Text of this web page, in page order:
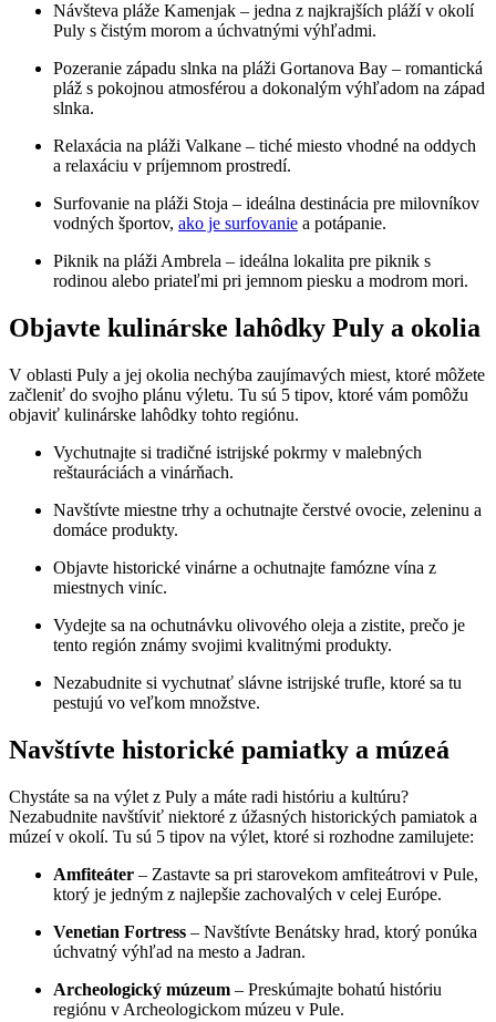
Návšteva pláže Kamenjak – jedna z najkrajších pláží v okolí
Puly s čistým morom a úchvatnými výhľadmi.
Pozeranie západu slnka na pláži Gortanova Bay – romantická
pláž s pokojnou atmosférou a dokonalým výhľadom na západ
slnka.
Relaxácia na pláži Valkane – tiché miesto vhodné na oddych
a relaxáciu v príjemnom prostredí.
Surfovanie na pláži Stoja – ideálna destinácia pre milovníkov
vodných športov, ako je surfovanie a potápanie.
Piknik na pláži Ambrela – ideálna lokalita pre piknik s
rodinou alebo priateľmi pri jemnom piesku a modrom mori.
Objavte kulinárske lahôdky Puly a okolia
V oblasti Puly a jej okolia nechýba zaujímavých miest, ktoré môžete
začleniť do svojho plánu výletu. Tu sú 5 tipov, ktoré vám pomôžu
objaviť kulinárske lahôdky tohto regiónu.
Vychutnajte si tradičné istrijské pokrmy v malebných
reštauráciách a vinárňach.
Navštívte miestne trhy a ochutnajte čerstvé ovocie, zeleninu a
domáce produkty.
Objavte historické vinárne a ochutnajte famózne vína z
miestnych viníc.
Vydejte sa na ochutnávku olivového oleja a zistite, prečo je
tento región známy svojimi kvalitnými produkty.
Nezabudnite si vychutnať slávne istrijské trufle, ktoré sa tu
pestujú vo veľkom množstve.
Navštívte historické pamiatky a múzeá
Chystáte sa na výlet z Puly a máte radi históriu a kultúru?
Nezabudnite navštíviť niektoré z úžasných historických pamiatok a
múzeí v okolí. Tu sú 5 tipov na výlet, ktoré si rozhodne zamilujete:
Amfiteáter – Zastavte sa pri starovekom amfiteátrovi v Pule,
ktorý je jedným z najlepšie zachovalých v celej Európe.
Venetian Fortress – Navštívte Benátsky hrad, ktorý ponúka
úchvatný výhľad na mesto a Jadran.
Archeologický múzeum – Preskúmajte bohatú históriu
regiónu v Archeologickom múzeu v Pule.